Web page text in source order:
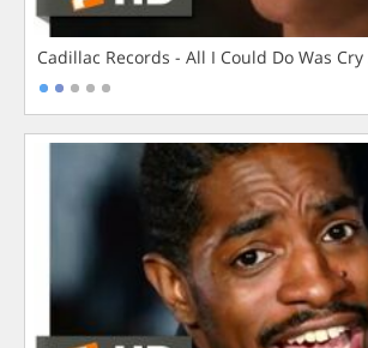
Cadillac Records - All I Could Do Was Cry